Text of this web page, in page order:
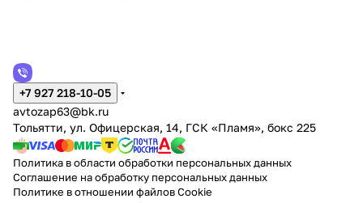
+7 927 218-10-05
avtozap63@bk.ru
Тольятти, ул. Офицерская, 14, ГСК «Пламя», бокс 225
Политика в области обработки персональных данных
Соглашение на обработку персональных данных
Политике в отношении файлов Cookie